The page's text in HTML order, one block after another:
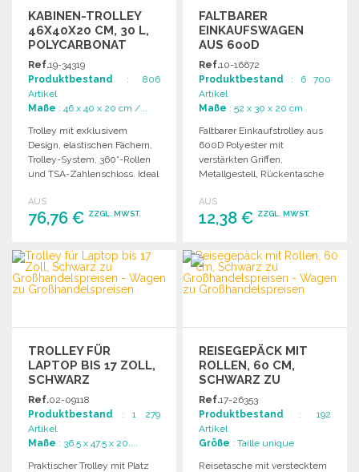
KABINEN-TROLLEY
46X40X20 CM, 30 L,
POLYCARBONAT
Ref.19-34319
Produktbestand : 806
Artikel
Maße : 46 x 40 x 20 cm /...
Trolley mit exklusivem
Design, elastischen Fächern,
Trolley-System, 360°-Rollen
und TSA-Zahlenschloss. Ideal
bis 17 Zoll.
AUS
76,76 € ZZGL. MWST.
BESTELLEN
Angebot anfordern
FALTBARER
EINKAUFSWAGEN
AUS 600D
POLYESTER
Ref.10-16672
Produktbestand : 6 700
Artikel
Maße : 52 x 30 x 20 cm
Faltbarer Einkaufstrolley aus
600D Polyester mit
verstärkten Griffen,
Metallgestell, Rückentasche
Erhältlich in verschiedenen
Farben.
AUS
12,38 € ZZGL. MWST.
BESTELLEN
Angebot anfordern
TROLLEY FÜR
LAPTOP BIS 17 ZOLL,
SCHWARZ
Ref.02-09118
Produktbestand : 1 279
Artikel
Maße : 36.5 x 47.5 x 20....
Praktischer Trolley mit Platz
REISEGEPÄCK MIT
ROLLEN, 60 CM,
SCHWARZ ZU
GROSSHANDELSPREISEN
Ref.17-26353
Produktbestand : 192
Artikel
Größe : Taille unique
Reisetasche mit verstecktem